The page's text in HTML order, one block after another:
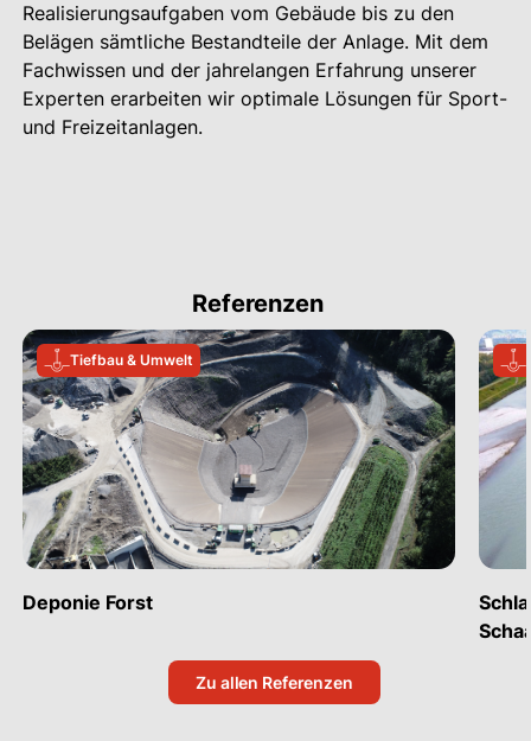
Realisierungsaufgaben vom Gebäude bis zu den
Belägen sämtliche Bestandteile der Anlage. Mit dem
Fachwissen und der jahrelangen Erfahrung unserer
Experten erarbeiten wir optimale Lösungen für Sport-
und Freizeitanlagen.
Referenzen
Tiefbau & Umwelt
Deponie Forst
Zu allen Referenzen